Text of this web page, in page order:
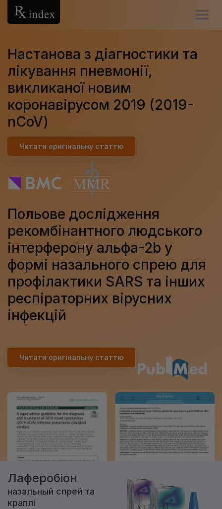
Настанова з діагностики та
лікування пневмонії,
викликаної новим
коронавірусом 2019 (2019-
nCoV)
Читати оригінальну статтю
Польове дослідження
рекомбінантного людського
інтерферону альфа-2b у
формі назального спрею для
профілактики SARS та інших
респіраторних вірусних
інфекцій
Читати оригінальну статтю
Лаферобіон
назальный спрей та
краплі